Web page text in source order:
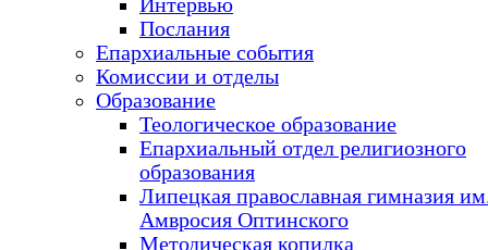
Интервью
Послания
Епархиальные события
Комиссии и отделы
Образование
Теологическое образование
Епархиальный отдел религиозного
образования
Липецкая православная гимназия
Амвросия Оптинского
Методическая копилка